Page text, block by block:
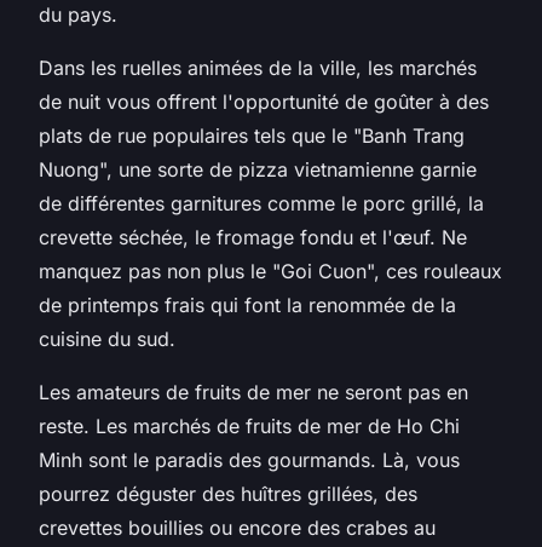
du pays.
Dans les ruelles animées de la ville, les marchés
de nuit vous offrent l'opportunité de goûter à des
plats de rue populaires tels que le "Banh Trang
Nuong", une sorte de pizza vietnamienne garnie
de différentes garnitures comme le porc grillé, la
crevette séchée, le fromage fondu et l'œuf. Ne
manquez pas non plus le "Goi Cuon", ces rouleaux
de printemps frais qui font la renommée de la
cuisine du sud.
Les amateurs de fruits de mer ne seront pas en
reste. Les marchés de fruits de mer de Ho Chi
Minh sont le paradis des gourmands. Là, vous
pourrez déguster des huîtres grillées, des
crevettes bouillies ou encore des crabes au